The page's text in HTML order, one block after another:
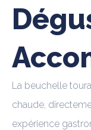
La beuchelle
chaude,
expérience